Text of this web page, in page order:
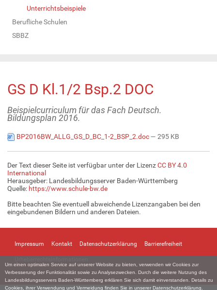
Um einen optimalen Service auf unserer Website zu bieten, verwenden wir Cookies zur
Verbesserung der Funktionalität sowie zu Analysezwecken. Durch die weitere Nutzung des
Landesbildungsservers Baden-Württemberg erklären Sie sich damit einverstanden. Details zu
Cookies, ihrer Verwendung und Vermeidung finden Sie in unserer Datenschutzerklärung
Unterrichtsbeispiele
Berufliche Schulen
SBBZ
GS D Kl.1/2 Bsp.2 DOC
Beispielcurriculum für das Fach Deutsch.
Bildungsplan 2016.
BP2016BW_ALLG_GS_D_BC_1-2_BSP_2.doc— 295 KB
Der Text dieser Seite ist verfügbar unter der LizenzCC BY 4.0
International
Herausgeber: Landesbildungsserver Baden-Württemberg
Quelle: https://www.schule-bw.de
Bitte beachten Sie eventuell abweichende Lizenzangaben bei den
eingebundenen Bildern und anderen Dateien.
Impressum Kontakt Datenschutzerklärung Barrierefreiheit